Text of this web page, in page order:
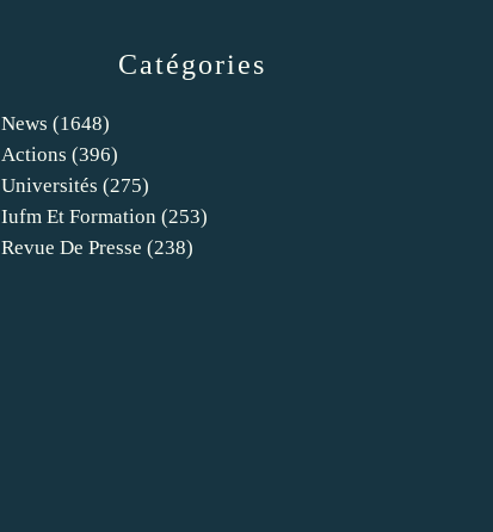
Catégories
News (1648)
Actions (396)
Universités (275)
Iufm Et Formation (253)
Revue De Presse (238)